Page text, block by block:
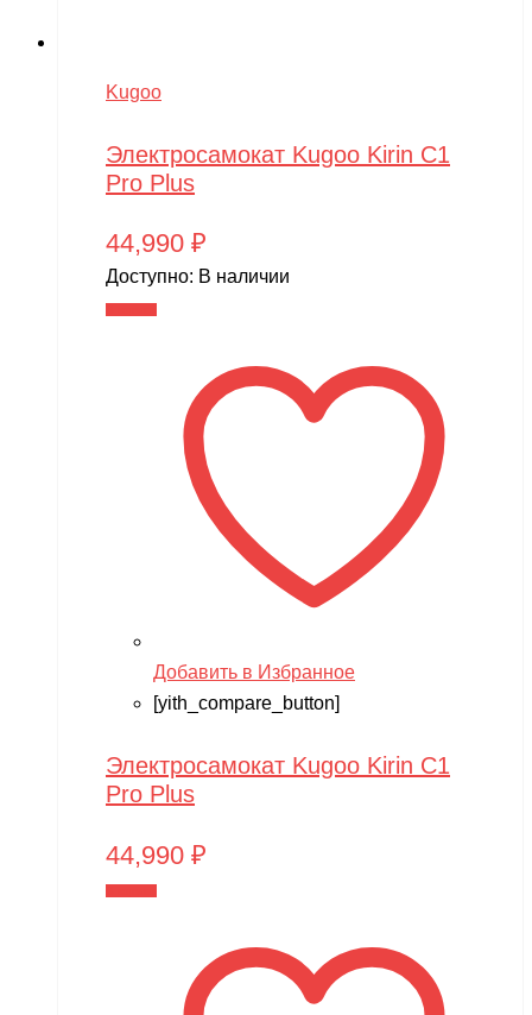
Kugoo
Электросамокат Kugoo Kirin C1
Pro Plus
44,990 ₽
Доступно: В наличии
Добавить в Избранное
[yith_compare_button]
Электросамокат Kugoo Kirin C1
Pro Plus
44,990 ₽